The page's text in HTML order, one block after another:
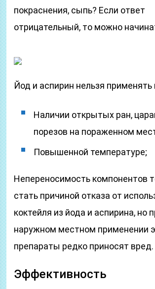
покраснения, сыпь? Если ответ
отрицательный, то можно
Йод и аспирин нельзя применять
Наличии открытых ран,
порезов на пораженном
Повышенной температуре;
Непереносимость компонентов
стать причиной отказа от
коктейля из йода и аспирина, но
наружном местном применении
препараты редко приносят вред.
Эффективность